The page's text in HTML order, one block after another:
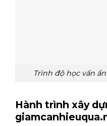
Trình độ học vấn
Hành trình xây